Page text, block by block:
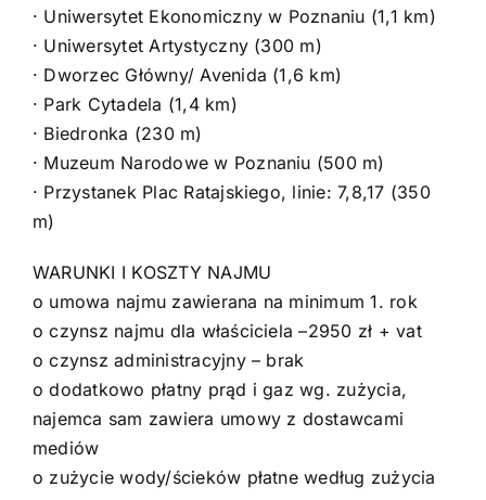
· Uniwersytet Ekonomiczny w Poznaniu (1,1 km)
· Uniwersytet Artystyczny (300 m)
· Dworzec Główny/ Avenida (1,6 km)
· Park Cytadela (1,4 km)
· Biedronka (230 m)
· Muzeum Narodowe w Poznaniu (500 m)
· Przystanek Plac Ratajskiego, linie: 7,8,17 (350
m)
WARUNKI I KOSZTY NAJMU
o umowa najmu zawierana na minimum 1. rok
o czynsz najmu dla właściciela –2950 zł + vat
o czynsz administracyjny – brak
o dodatkowo płatny prąd i gaz wg. zużycia,
najemca sam zawiera umowy z dostawcami
mediów
o zużycie wody/ścieków płatne według zużycia